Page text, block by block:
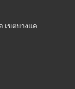
เขตบางแค